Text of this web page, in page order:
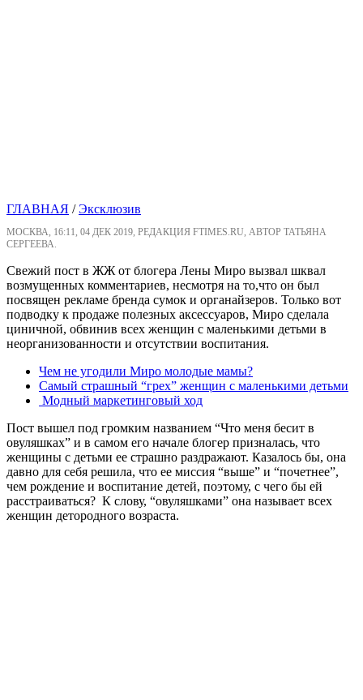
ГЛАВНАЯ /Эксклюзив
МОСКВА, 16:11, 04 ДЕК 2019, РЕДАКЦИЯ FTIMES.RU, АВТОР ТАТЬЯНА
СЕРГЕЕВА.
Свежий пост в ЖЖ от блогера Лены Миро вызвал шквал
возмущенных комментариев, несмотря на то,что он был
посвящен рекламе бренда сумок и органайзеров. Только вот
подводку к продаже полезных аксессуаров, Миро сделала
циничной, обвинив всех женщин с маленькими детьми в
неорганизованности и отсутствии воспитания.
Чем не угодили Миро молодые мамы?
Самый страшный “грех” женщин с маленькими детьми
Модный маркетинговый ход
Пост вышел под громким названием “Что меня бесит в
овуляшках” и в самом его начале блогер призналась, что
женщины с детьми ее страшно раздражают. Казалось бы, она
давно для себя решила, что ее миссия “выше” и “почетнее”,
чем рождение и воспитание детей, поэтому, с чего бы ей
расстраиваться? К слову, “овуляшками” она называет всех
женщин детородного возраста.